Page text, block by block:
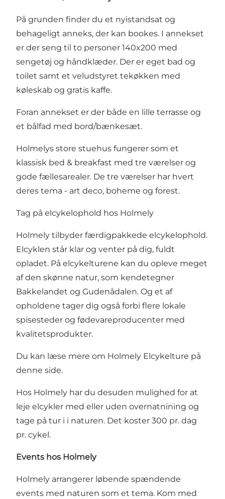
På grunden finder du et nyistandsat og
behageligt anneks, der kan bookes. I annekset
er der seng til to personer 140x200 med
sengetøj og håndklæder. Der er eget bad og
toilet samt et veludstyret tekøkken med
køleskab og gratis kaffe.
Foran annekset er der både en lille terrasse og
et bålfad med bord/bænkesæt.
Holmelys store stuehus fungerer som et
klassisk bed & breakfast med tre værelser og
gode fællesarealer. De tre værelser har hvert
deres tema - art deco, boheme og forest.
Tag på elcykelophold hos Holmely
Holmely tilbyder færdigpakkede elcykelophold.
Elcyklen står klar og venter på dig, fuldt
opladet. På elcykelturene kan du opleve meget
af den skønne natur, som kendetegner
Bakkelandet og Gudenådalen. Og et af
opholdene tager dig også forbi flere lokale
spisesteder og fødevareproducenter med
kvalitetsprodukter.
Du kan læse mere om Holmely Elcykelture på
denne side.
Hos Holmely har du desuden mulighed for at
leje elcykler med eller uden overnatnining og
tage på tur i i naturen. Det koster 300 pr. dag
pr. cykel.
Events hos Holmely
Holmely arrangerer løbende spændende
events med naturen som et tema. Kom med